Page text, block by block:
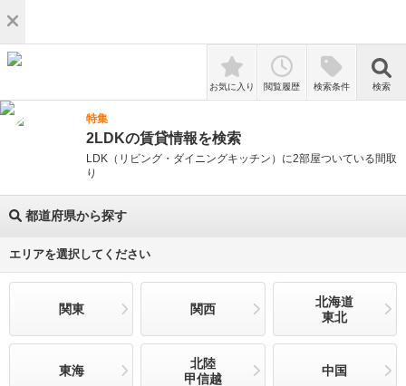
検索
お気に入り 閲覧履歴 検索条件 検索
特集
2LDKの賃貸情報を検索
LDK（リビング・ダイニングキッチン）に2部屋ついている間取
り
都道府県から探す
エリアを選択してください
関東 関西
北海道
東北
東海
北陸
甲信越
中国